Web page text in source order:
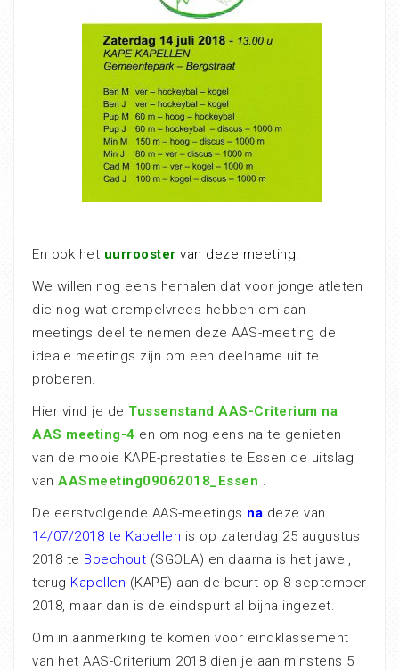
En ook het uurrooster van deze meeting.
We willen nog eens herhalen dat voor jonge atleten
die nog wat drempelvrees hebben om aan
meetings deel te nemen deze AAS-meeting de
ideale meetings zijn om een deelname uit te
proberen.
Hier vind je de Tussenstand AAS-Criterium na
AAS meeting-4 en om nog eens na te genieten
van de mooie KAPE-prestaties te Essen de uitslag
van AASmeeting09062018_Essen .
De eerstvolgende AAS-meetings na deze van
14/07/2018 te Kapellen is op zaterdag 25 augustus
2018 te Boechout (SGOLA) en daarna is het jawel,
terug Kapellen (KAPE) aan de beurt op 8 september
2018, maar dan is de eindspurt al bijna ingezet.
Om in aanmerking te komen voor eindklassement
van het AAS-Criterium 2018 dien je aan minstens 5